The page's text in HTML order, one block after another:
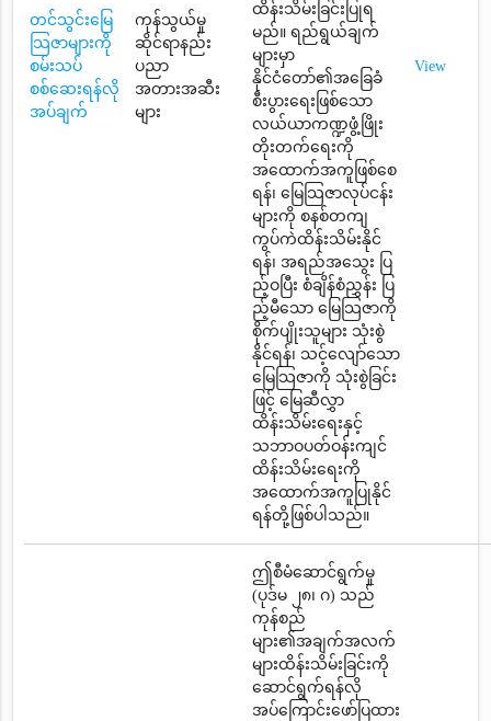
တင်သွင်းမြေ
သြဇာများကို
စမ်းသပ်
စစ်ဆေးရန်လို
အပ်ချက်
ကုန်သွယ်မှု
ဆိုင်ရာနည်း
ပညာ
အတားအဆီး
များ
ထိန်းသိမ်းခြင်းပြုရ
မည်။ ရည်ရွယ်ချက်
များမှာ
နိုင်ငံတော်၏အခြေခံ
စီးပွားရေးဖြစ်သော
လယ်ယာကဏ္ဍဖွံ့ဖြိုး
တိုးတက်ရေးကို
အထောက်အကူဖြစ်စေ
ရန်၊ မြေသြဇာလုပ်ငန်း
များကို စနစ်တကျ
ကွပ်ကဲထိန်းသိမ်းနိုင်
ရန်၊ အရည်အသွေး ပြ
ည့်ဝပြီး စံချိန်စံညွှန်း ပြ
ည့်မီသော မြေသြဇာကို
စိုက်ပျိုးသူများ သုံးစွဲ
နိုင်ရန်၊ သင့်လျော်သော
မြေသြဇာကို သုံးစွဲခြင်း
ဖြင့် မြေဆီလွှာ
ထိန်းသိမ်းရေးနှင့်
သဘာဝပတ်ဝန်းကျင်
ထိန်းသိမ်းရေးကို
အထောက်အကူပြုနိုင်
ရန်တို့ဖြစ်ပါသည်။
View
ဤစီမံဆောင်ရွက်မှု
(ပုဒ်မ ၂၈၊ ဂ) သည်
ကုန်စည်
များ၏အချက်အလက်
များထိန်းသိမ်းခြင်းကို
ဆောင်ရွက်ရန်လို
အပ်ကြောင်းဖော်ပြထား